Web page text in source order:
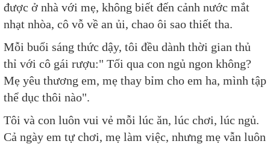
được ở nhà với mẹ, không biết đến cảnh nước mắt
nhạt nhòa, cô vỗ về an ủi, chao ôi sao thiết tha.
Mỗi buổi sáng thức dậy, tôi đều dành thời gian thủ
thỉ với cô gái rượu:" Tối qua con ngủ ngon không?
Mẹ yêu thương em, mẹ thay bỉm cho em ha, mình tập
thể dục thôi nào".
Tôi và con luôn vui vẻ mỗi lúc ăn, lúc chơi, lúc ngủ.
Cả ngày em tự chơi, mẹ làm việc, nhưng mẹ vẫn luôn